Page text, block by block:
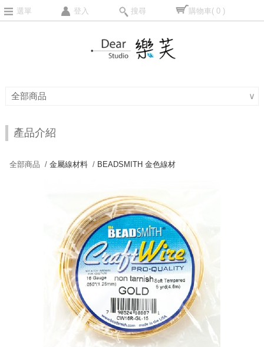
選單 登入 搜尋 購物車( 0 )
全部商品 ∨
產品介紹
全部商品 /金屬線材料 / BEADSMITH 金色線材